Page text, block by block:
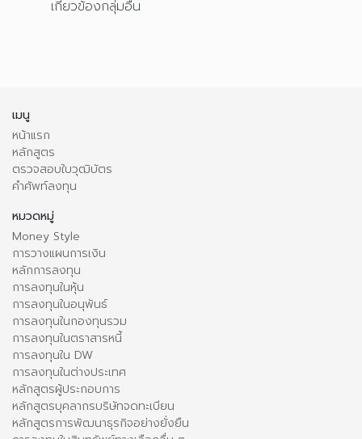
เกี่ยวข้องกลุ่มอื่น
เมนู
หน้าแรก
หลักสูตร
ตรวจสอบใบวุฒิบัตร
คำศัพท์ลงทุน
หมวดหมู่
Money Style
การวางแผนการเงิน
หลักการลงทุน
การลงทุนในหุ้น
การลงทุนในอนุพันธ์
การลงทุนในกองทุนรวม
การลงทุนในตราสารหนี้
การลงทุนใน DW
การลงทุนในต่างประเทศ
หลักสูตรผู้ประกอบการ
หลักสูตรบุคลากรบริษัทจดทะเบียน
หลักสูตรการพัฒนาธุรกิจอย่างยั่งยืน